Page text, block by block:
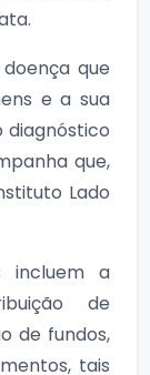
que
e a sua
diagnóstico
que,
Lado
incluem a
de
de fundos,
tais